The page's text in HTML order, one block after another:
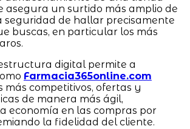
asegura un surtido más amplio de
seguridad de hallar precisamente
buscas, en particular los más
digital permite a
Farmacia365online.com
más competitivos, ofertas y
de manera más ágil,
economía en las compras por
la fidelidad del cliente.